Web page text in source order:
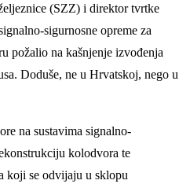
(SZZ) i direktor tvrtke
sigurnosne opreme za
požalio na kašnjenje izvođenja
Doduše, ne u Hrvatskoj, nego u
na sustavima signalno-
kolodvora te
koji se odvijaju u sklopu